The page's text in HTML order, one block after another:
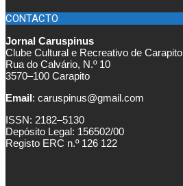
CONTACTO
Jornal Caruspinus
Clube Cultural e Recreativo de Carapito
Rua do Calvário, N.º 10
3570–100 Carapito
Email: caruspinus@gmail.com
ISSN: 2182–5130
Depósito Legal: 156502/00
Registo ERC n.º 126 122